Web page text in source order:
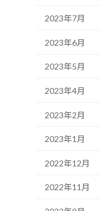
2023年7月
2023年6月
2023年5月
2023年4月
2023年2月
2023年1月
2022年12月
2022年11月